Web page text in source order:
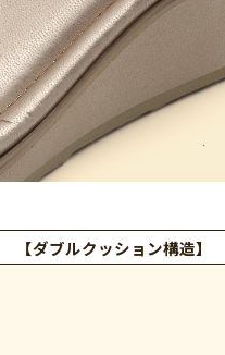
【ダブルクッション構造】